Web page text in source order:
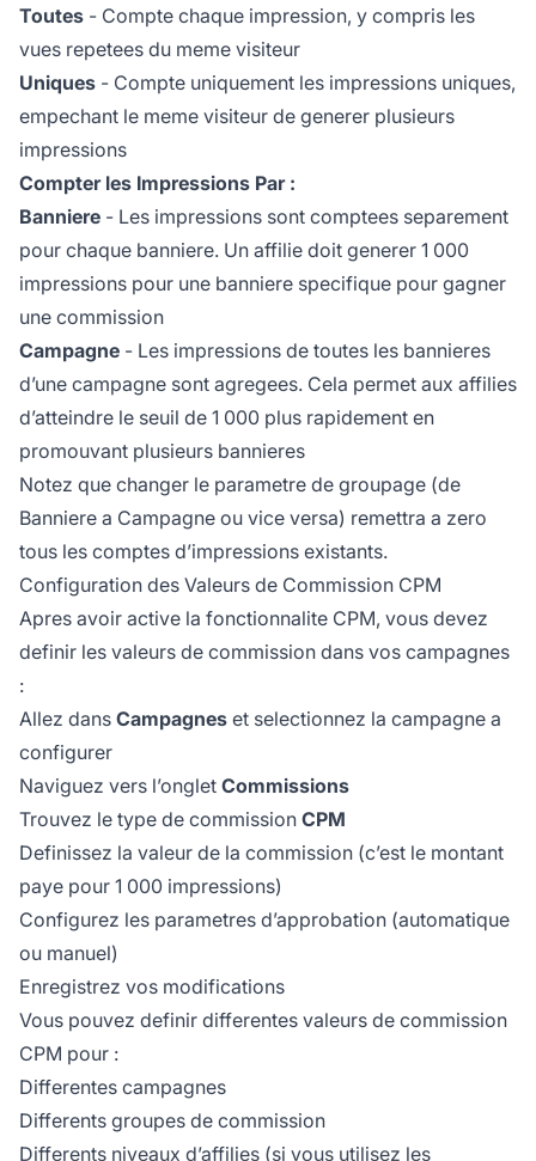
Toutes - Compte chaque impression, y compris les
vues repetees du meme visiteur
Uniques - Compte uniquement les impressions uniques,
empechant le meme visiteur de generer plusieurs
impressions
Compter les Impressions Par :
Banniere - Les impressions sont comptees separement
pour chaque banniere. Un affilie doit generer 1 000
impressions pour une banniere specifique pour gagner
une commission
Campagne - Les impressions de toutes les bannieres
d’une campagne sont agregees. Cela permet aux affilies
d’atteindre le seuil de 1 000 plus rapidement en
promouvant plusieurs bannieres
Notez que changer le parametre de groupage (de
Banniere a Campagne ou vice versa) remettra a zero
tous les comptes d’impressions existants.
Configuration des Valeurs de Commission CPM
Apres avoir active la fonctionnalite CPM, vous devez
definir les valeurs de commission dans vos campagnes
:
Allez dans Campagnes et selectionnez la campagne a
configurer
Naviguez vers l’onglet Commissions
Trouvez le type de commission CPM
Definissez la valeur de la commission (c’est le montant
paye pour 1 000 impressions)
Configurez les parametres d’approbation (automatique
ou manuel)
Enregistrez vos modifications
Vous pouvez definir differentes valeurs de commission
CPM pour :
Differentes campagnes
Differents groupes de commission
Differents niveaux d’affilies (si vous utilisez les